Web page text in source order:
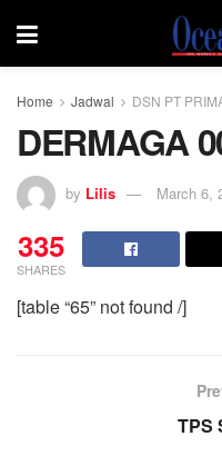
Home Jadwal DSN PT
DERMAGA
by Lilis March 6,
335
SHARES
[table “65” not found /]
TPS